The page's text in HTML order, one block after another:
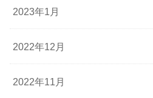
2023年1月
2022年12月
2022年11月